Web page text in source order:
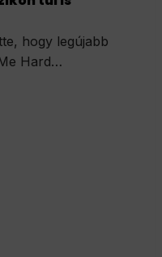
hogy legújabb
Hard…